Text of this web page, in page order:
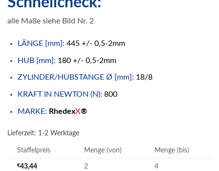
alle Maße siehe Bild Nr. 2
LÄNGE [mm]: 445 +/- 0,5-2mm
HUB [mm]: 180 +/- 0,5-2mm
ZYLINDER/HUBSTANGE Ø [mm]: 18/8
KRAFT IN NEWTON (N): 800
MARKE: RhedexX®
Lieferzeit: 1-2 Werktage
Staffelpreis Menge (von) Menge (bis)
€43,44 2 4